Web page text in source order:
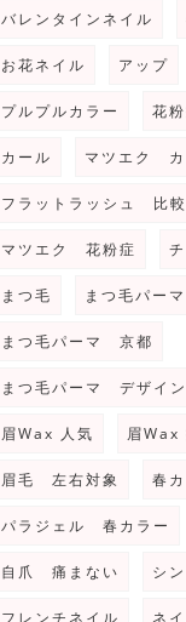
バレンタインネイル
お花ネイル アップ
プルプルカラー 花
カール マツエク カ
フラットラッシュ 比較
マツエク 花粉症
まつ毛 まつ毛パー
まつ毛パーマ 京都
まつ毛パーマ デザイン
眉Wax 人気 眉Wax
眉毛 左右対象 春
パラジェル 春カラー
自爪 痛まない シ
フレンチネイル ネ